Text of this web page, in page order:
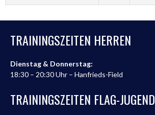
TRAININGSZEITEN HERREN
Dienstag & Donnerstag:
18:30 – 20:30 Uhr – Hanfrieds-Field
TRAININGSZEITEN FLAG-JUGEND